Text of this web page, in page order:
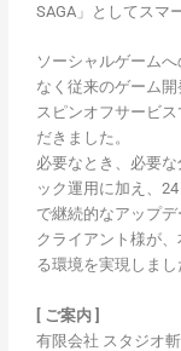
SAGA」としてスマ
ソーシャルゲーム
なく従来のゲーム
スピンオフサービス
だきました。
必要なとき、必要
ック運用に加え、
で継続的なアップデ
クライアント様が
る環境を実現しまし
[ ご案内 ]
有限会社 スタジオ